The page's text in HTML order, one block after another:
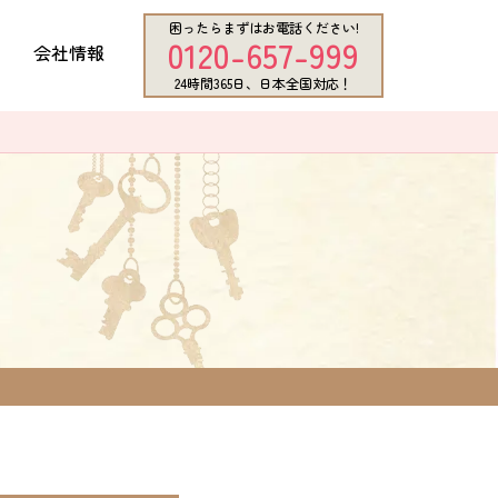
会社情報
困ったらまずはお電話ください!
0120-657-999
24時間365日、日本全国対応！